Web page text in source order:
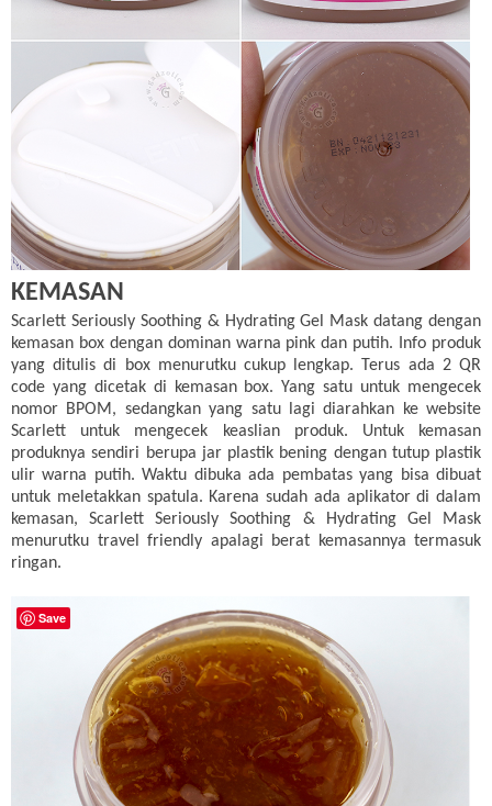
KEMASAN
Scarlett Seriously Soothing & Hydrating Gel Mask datang dengan
kemasan box dengan dominan warna pink dan putih. Info produk
yang ditulis di box menurutku cukup lengkap. Terus ada 2 QR
code yang dicetak di kemasan box. Yang satu untuk mengecek
nomor BPOM, sedangkan yang satu lagi diarahkan ke website
Scarlett untuk mengecek keaslian produk. Untuk kemasan
produknya sendiri berupa jar plastik bening dengan tutup plastik
ulir warna putih. Waktu dibuka ada pembatas yang bisa dibuat
untuk meletakkan spatula. Karena sudah ada aplikator di dalam
kemasan, Scarlett Seriously Soothing & Hydrating Gel Mask
menurutku travel friendly apalagi berat kemasannya termasuk
ringan.
Save